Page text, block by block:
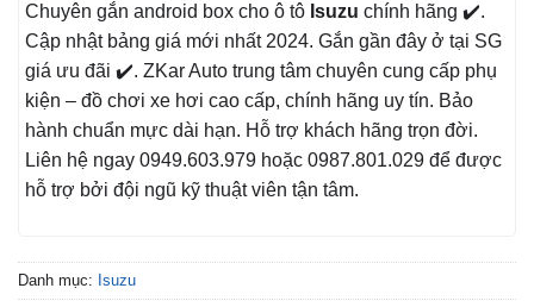
Chuyên gắn android box cho ô tô Isuzu chính hãng ✔️.
Cập nhật bảng giá mới nhất 2024. Gắn gần đây ở tại SG
giá ưu đãi ✔️. ZKar Auto trung tâm chuyên cung cấp phụ
kiện – đồ chơi xe hơi cao cấp, chính hãng uy tín. Bảo
hành chuẩn mực dài hạn. Hỗ trợ khách hãng trọn đời.
Liên hệ ngay 0949.603.979 hoặc 0987.801.029 để được
hỗ trợ bởi đội ngũ kỹ thuật viên tận tâm.
Danh mục: Isuzu